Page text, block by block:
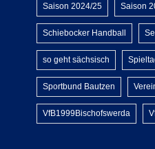
Saison 2024/25 Saison
Schiebocker Handball
so geht sächsisch
Sportbund Bautzen
VfB1999Bischofswerda